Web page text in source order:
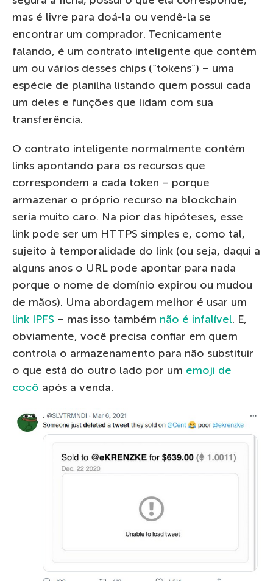
mas é livre para doá-la ou vendê-la se
encontrar um comprador. Tecnicamente
falando, é um contrato inteligente que contém
um ou vários desses chips (“tokens”) – uma
espécie de planilha listando quem possui cada
um deles e funções que lidam com sua
transferência.
O contrato inteligente normalmente contém
links apontando para os recursos que
correspondem a cada token – porque
armazenar o próprio recurso na blockchain
seria muito caro. Na pior das hipóteses, esse
link pode ser um HTTPS simples e, como tal,
sujeito à temporalidade do link (ou seja, daqui a
alguns anos o URL pode apontar para nada
porque o nome de domínio expirou ou mudou
de mãos). Uma abordagem melhor é usar um
link IPFS – mas isso também não é infalível. E,
obviamente, você precisa confiar em quem
controla o armazenamento para não substituir
o que está do outro lado por um emoji de
cocô após a venda.